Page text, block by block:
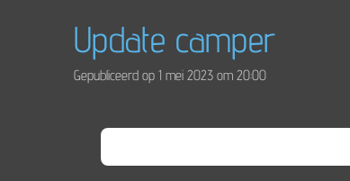
Update camper
Gepubliceerd op 1 mei 2023 om 20:00